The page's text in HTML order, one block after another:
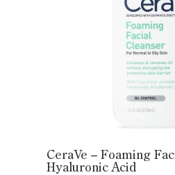
CeraVe – Foaming
Hyaluronic Acid